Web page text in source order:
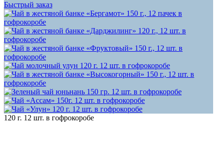
Быстрый заказ
120 г. 12 шт. в гофрокоробе